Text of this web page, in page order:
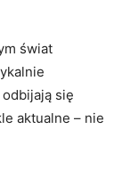
świat
się
aktualne – nie